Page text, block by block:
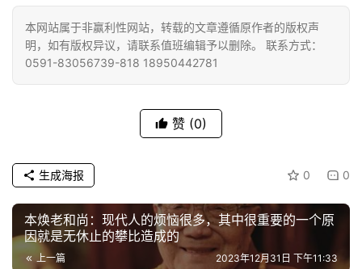
僧
访
谈
题
公
本网站属于非赢利性网站，转载的文章遵循原作者的版权声
明，如有版权异议，请联系值班编辑予以删除。 联系方式：
0591-83056739-818 18950442781
赞 (0)
0 0
生成海报
本焕老和尚：现代人的烦恼很多，其中很重要的一个原
因就是无休止的攀比造成的
上一篇 2023年12月31日 下午11:33